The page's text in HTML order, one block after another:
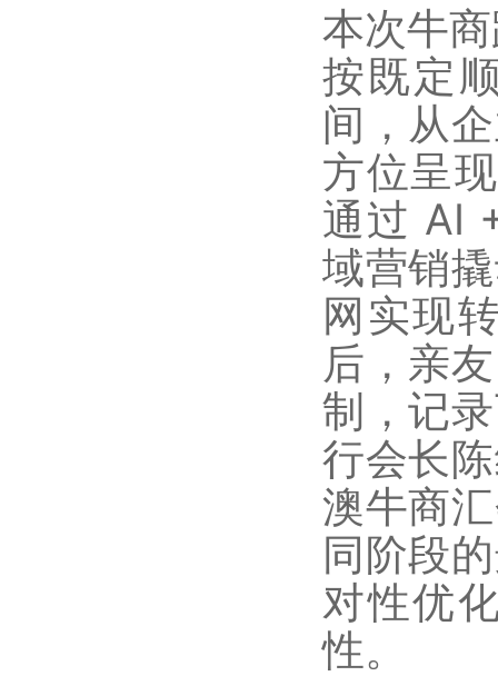
本次牛
按既定
间，从
方位呈
通过 AI
域营销
网实现
后，亲
制，记
行会长
澳牛商
同阶段
对性优
性。